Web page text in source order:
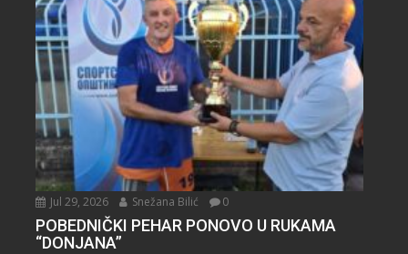
Jul 29, 2026 Snežana Bilić 0
POBEDNIČKI PEHAR PONOVO U RUKAMA
“DONJANA”